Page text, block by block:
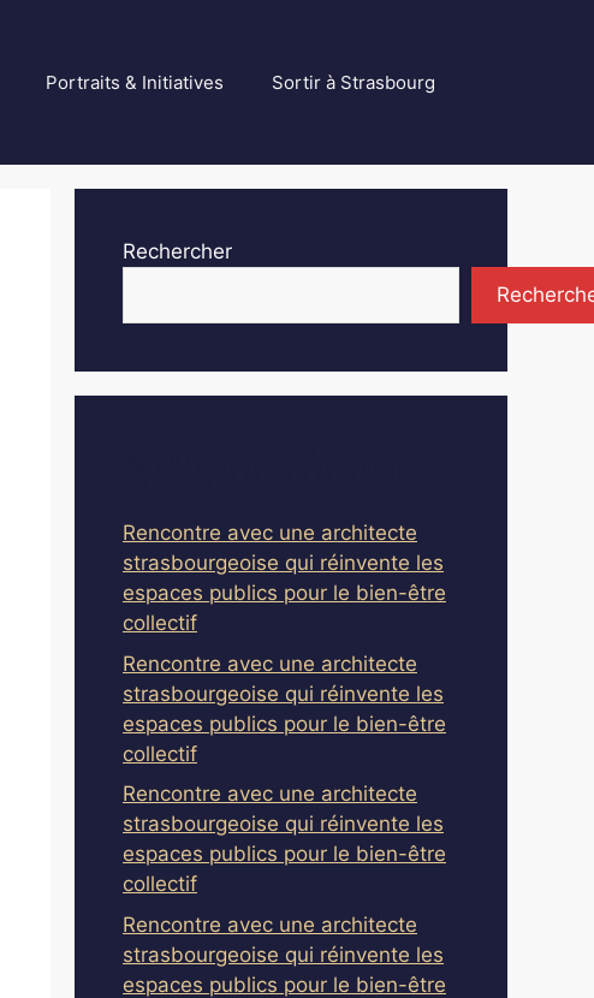
Portraits & Initiatives Sortir à Strasbourg
Rechercher
Rencontre avec une architecte
strasbourgeoise qui réinvente les
espaces publics pour le bien-être
collectif
Rencontre avec une architecte
strasbourgeoise qui réinvente les
espaces publics pour le bien-être
collectif
Rencontre avec une architecte
strasbourgeoise qui réinvente les
espaces publics pour le bien-être
collectif
Rencontre avec une architecte
strasbourgeoise qui réinvente les
espaces publics pour le bien-être